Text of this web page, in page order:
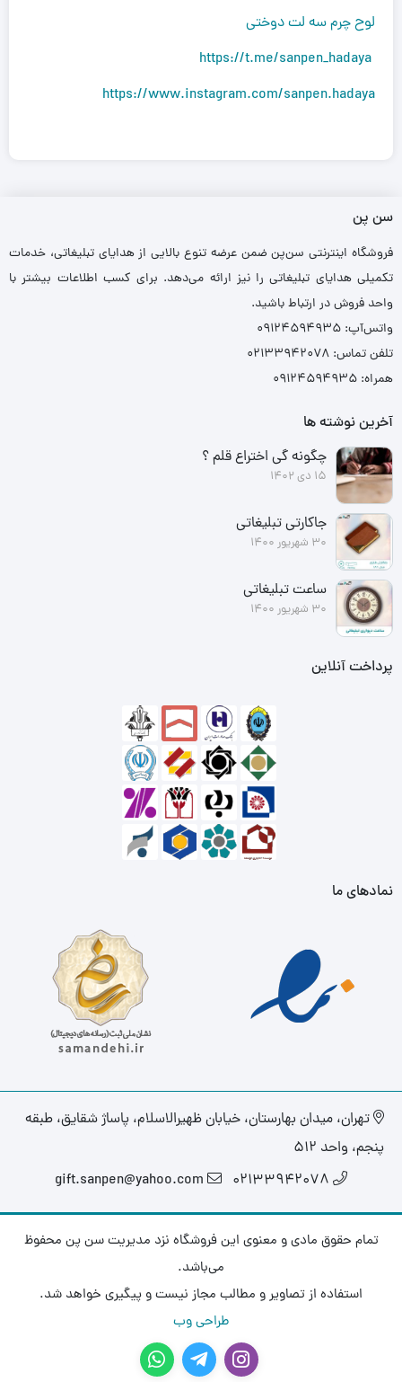
لوح چرم سه لت دوختی
https://t.me/sanpen_hadaya
https://www.instagram.com/sanpen.hadaya
سن پن
فروشگاه اینترنتی سن‌پن ضمن عرضه تنوع بالایی از هدایای تبلیغاتی، خدمات
تکمیلی هدایای تبلیغاتی را نیز ارائه می‌دهد. برای کسب اطلاعات بیشتر با
واحد فروش در ارتباط باشید.
واتس‌آپ: ۰۹۱۲۴۵۹۴۹۳۵
تلفن تماس: ۰۲۱۳۳۹۴۲۰۷۸
همراه: ۰۹۱۲۴۵۹۴۹۳۵
آخرین نوشته ها
چگونه گی اختراع قلم ؟
15 دی 1402
جاکارتی تبلیغاتی
30 شهریور 1400
ساعت تبلیغاتی
30 شهریور 1400
پرداخت آنلاین
نمادهای ما
تهران، میدان بهارستان، خیابان ظهیرالاسلام، پاساژ شقایق، طبقه
پنجم، واحد ۵۱۲
02133942078
gift.sanpen@yahoo.com
تمام حقوق مادی و معنوی این فروشگاه نزد مدیریت سن پن محفوظ
می‌باشد.
استفاده از تصاویر و مطالب مجاز نیست و پیگیری خواهد شد.
طراحی وب